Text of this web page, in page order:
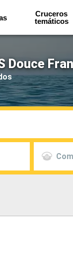
Cruceros
temáticos
Douce